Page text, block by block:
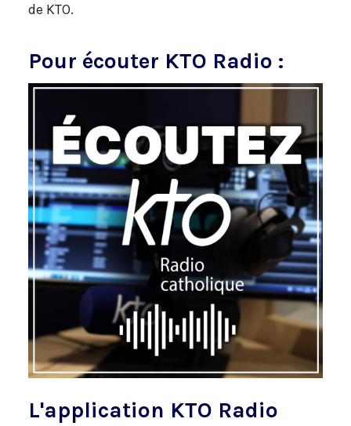
de KTO.
Pour écouter KTO Radio :
L'application KTO Radio